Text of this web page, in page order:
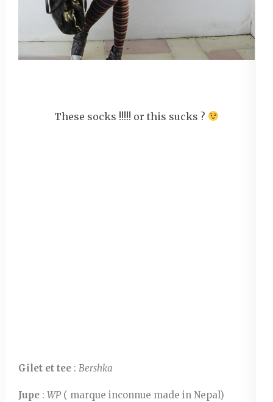
These socks !!!!! or this sucks ?
Gilet et tee : Bershka
Jupe : WP ( marque inconnue made in Nepal)